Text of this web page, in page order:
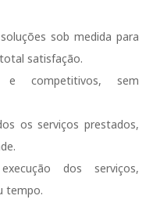
sob medida para
satisfação.
e competitivos, sem
os serviços prestados,
dos serviços,
tempo.